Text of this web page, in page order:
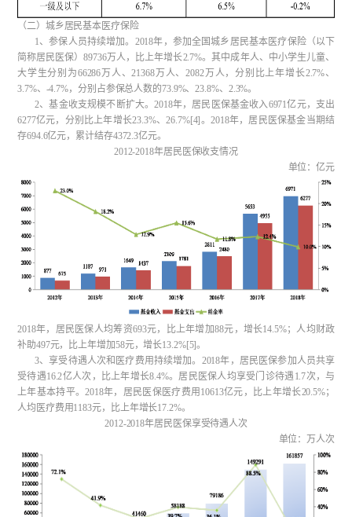
（二）城乡居民基本医疗保险
1、参保人员持续增加。2018年，参加全国城乡居民基本医疗保险（以下
简称居民医保）89736万人，比上年增长2.7%。其中成年人、中小学生儿童、
大学生分别为66286万人、21368万人、2082万人，分别比上年增长2.7%、
3.7%、-4.7%，分别占参保总人数的73.9%、23.8%、2.3%。
2、基金收支规模不断扩大。2018年，居民医保基金收入6971亿元，支出
6277亿元，分别比上年增长23.3%、26.7%[4]。2018年，居民医保基金当期结
存694.6亿元，累计结存4372.3亿元。
2012-2018年居民医保收支情况
单位：亿元
2018年，居民医保人均筹资693元，比上年增加88元，增长14.5%；人均财政
补助497元，比上年增加58元，增长13.2%[5]。
3、享受待遇人次和医疗费用持续增加。2018年，居民医保参加人员共享
受待遇16.2亿人次，比上年增长8.4%。居民医保人均享受门诊待遇1.7次，与
上年基本持平。2018年，居民医保医疗费用10613亿元，比上年增长20.5%；
人均医疗费用1183元，比上年增长17.2%。
2012-2018年居民医保享受待遇人次
单位：万人次